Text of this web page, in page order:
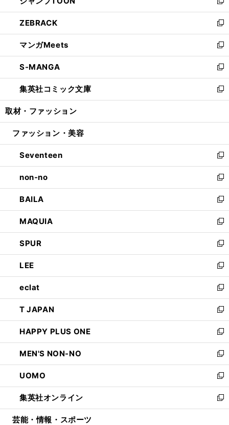
開
く
ウ
で
開
く
ィ
ン
ド
ウ
で
開
く
い
ウ
ィ
ン
ド
ウ
で
開
く
新
し
い
ウ
ィ
ン
ド
ウ
で
開
ZEBRACK
新
し
い
ウ
ィ
ン
ド
ウ
開
マンガMeets
新
し
い
ウ
ィ
ン
ウ
開
く
S-MANGA
新
し
い
ウ
ン
ウ
で
開
く
集英社コミック文庫
新
し
ウ
ン
ド
ウ
で
開
く
取材・ファッション
ファッション・美容
Seventeen
新
し
い
ウ
ィ
ン
ド
ウ
で
開
く
non-no
新
し
い
ウ
ィ
ン
ド
ウ
で
開
く
BAILA
新
し
い
ウ
ィ
ン
ド
ウ
で
開
く
MAQUIA
新
し
い
ウ
ィ
ン
ド
ウ
で
開
く
SPUR
新
し
い
ウ
ィ
ン
ド
ウ
で
開
く
LEE
新
し
い
ウ
ィ
ン
ド
ウ
で
開
く
eclat
新
し
い
ウ
ィ
ン
ド
ウ
で
開
く
T JAPAN
新
し
い
ウ
ィ
ン
ド
ウ
で
開
HAPPY PLUS ONE
新
し
い
ウ
ィ
ン
ド
ウ
MEN'S NON-NO
新
し
い
ウ
ィ
ン
UOMO
新
し
い
ウ
集英社オンライン
新
し
芸能・情報・スポーツ